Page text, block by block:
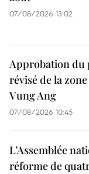
07/08/2026 13:02
Approbation du
révisé de la
Vung Ang
07/08/2026 10:45
L’Assemblée
réforme de